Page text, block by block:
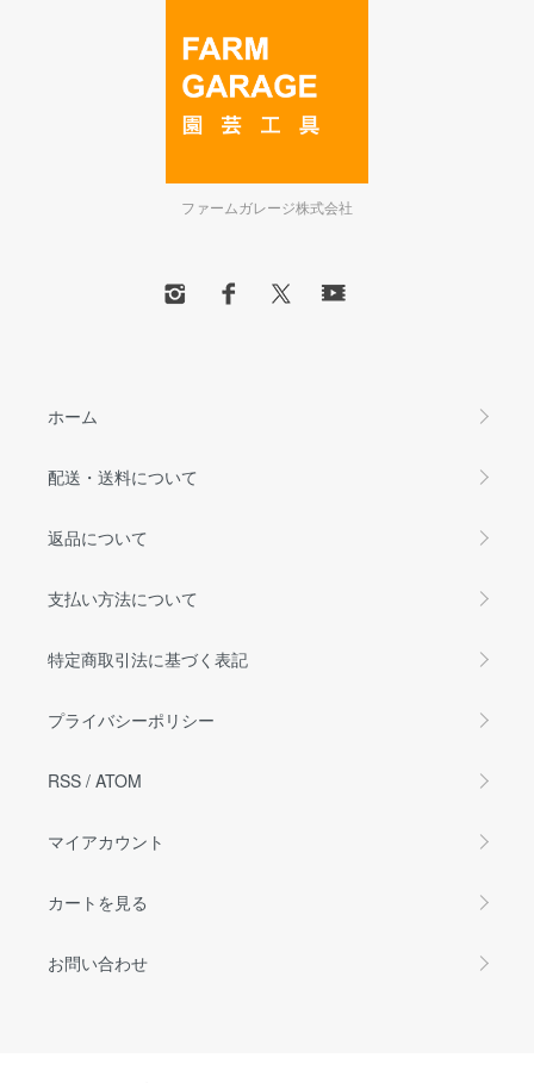
ファームガレージ株式会社
ホーム
配送・送料について
返品について
支払い方法について
特定商取引法に基づく表記
プライバシーポリシー
RSS / ATOM
マイアカウント
カートを見る
お問い合わせ